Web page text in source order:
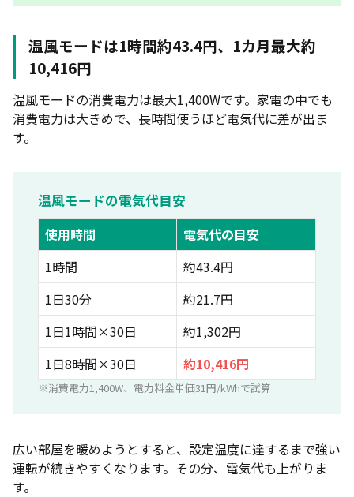
HP10の消費電力は涼風2〜50W・温風1,400W
空気清浄性能は公式表記に合わせて確認する
ダイソンとエアコンの電気代を比較
電気代だけでなく用途で選ぶ
ダイソンと他の暖房器具の電気代を比較
他の暖房器具との比較表
長時間使うならエアコン・こたつの方が安くなりや
すい
ダイソンは短時間・スポット暖房向き
ダイソンホットアンドクールの電気代を抑える使い
方
設定温度を上げすぎない
温風モードは1時間約43.4円、1カ月最大約
10,416円
温風モードの消費電力は最大1,400Wです。家電の中でも
消費電力は大きめで、長時間使うほど電気代に差が出ま
す。
温風モードの電気代目安
使用時間
電気代の目安
1時間
約43.4円
1日30分
約21.7円
1日1時間×30日
約1,302円
1日8時間×30日
約10,416円
※消費電力1,400W、電力料金単価31円/kWhで試算
広い部屋を暖めようとすると、設定温度に達するまで強い
運転が続きやすくなります。その分、電気代も上がりま
す。